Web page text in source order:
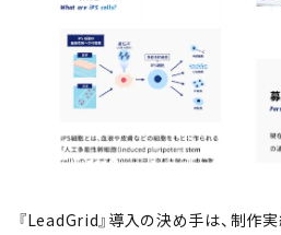
『LeadGrid』導入の決め手は、制作